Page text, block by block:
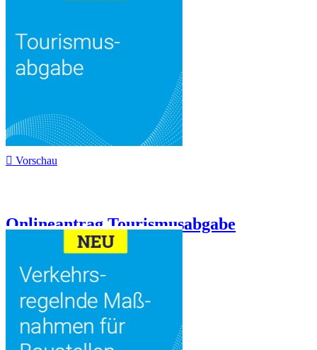
 Vorschau
Onlineantrag Tourismusabgabe